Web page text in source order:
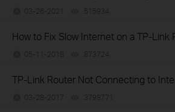
03-26-2021 515934
How to Fix Slow Internet on a TP-Link
05-11-2018 873724
TP-Link Router Not Connecting to
03-28-2017 3798771